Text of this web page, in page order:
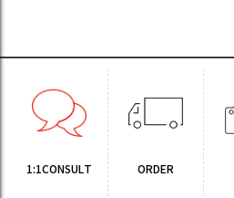
1:1CONSULT ORDER